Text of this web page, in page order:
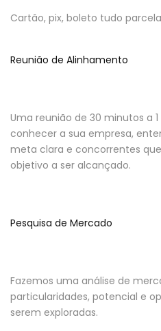
Cartão, pix, boleto tudo
Reunião de Alinhamento
Uma reunião de 30 minutos a
conhecer a sua empresa,
meta clara e concorrentes
objetivo a ser alcançado.
Pesquisa de Mercado
Fazemos uma análise de
particularidades, potencial e
serem exploradas.